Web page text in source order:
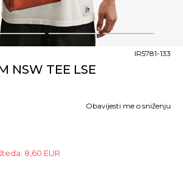
2 3 4
NSW TEE LSE
IR5781-133
8,60 EUR
Obavijesti me o sniženju